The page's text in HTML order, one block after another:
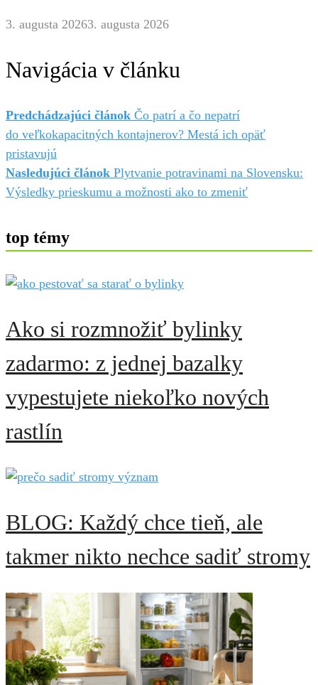
3. augusta 20263. augusta 2026
Navigácia v článku
Predchádzajúci článok Čo patrí a čo nepatrí
do veľkokapacitných kontajnerov? Mestá ich opäť
pristavujú
Nasledujúci článok Plytvanie potravinami na Slovensku:
Výsledky prieskumu a možnosti ako to zmeniť
top témy
Ako si rozmnožiť bylinky
zadarmo: z jednej bazalky
vypestujete niekoľko nových
rastlín
BLOG: Každý chce tieň, ale
takmer nikto nechce sadiť stromy